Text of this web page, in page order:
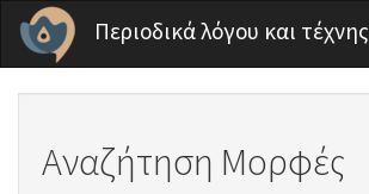
Παράκαμψη προς το κυρίως περιεχόμενο
Περιοδικά λόγου και τέχνης
Αναζήτηση Μορφές